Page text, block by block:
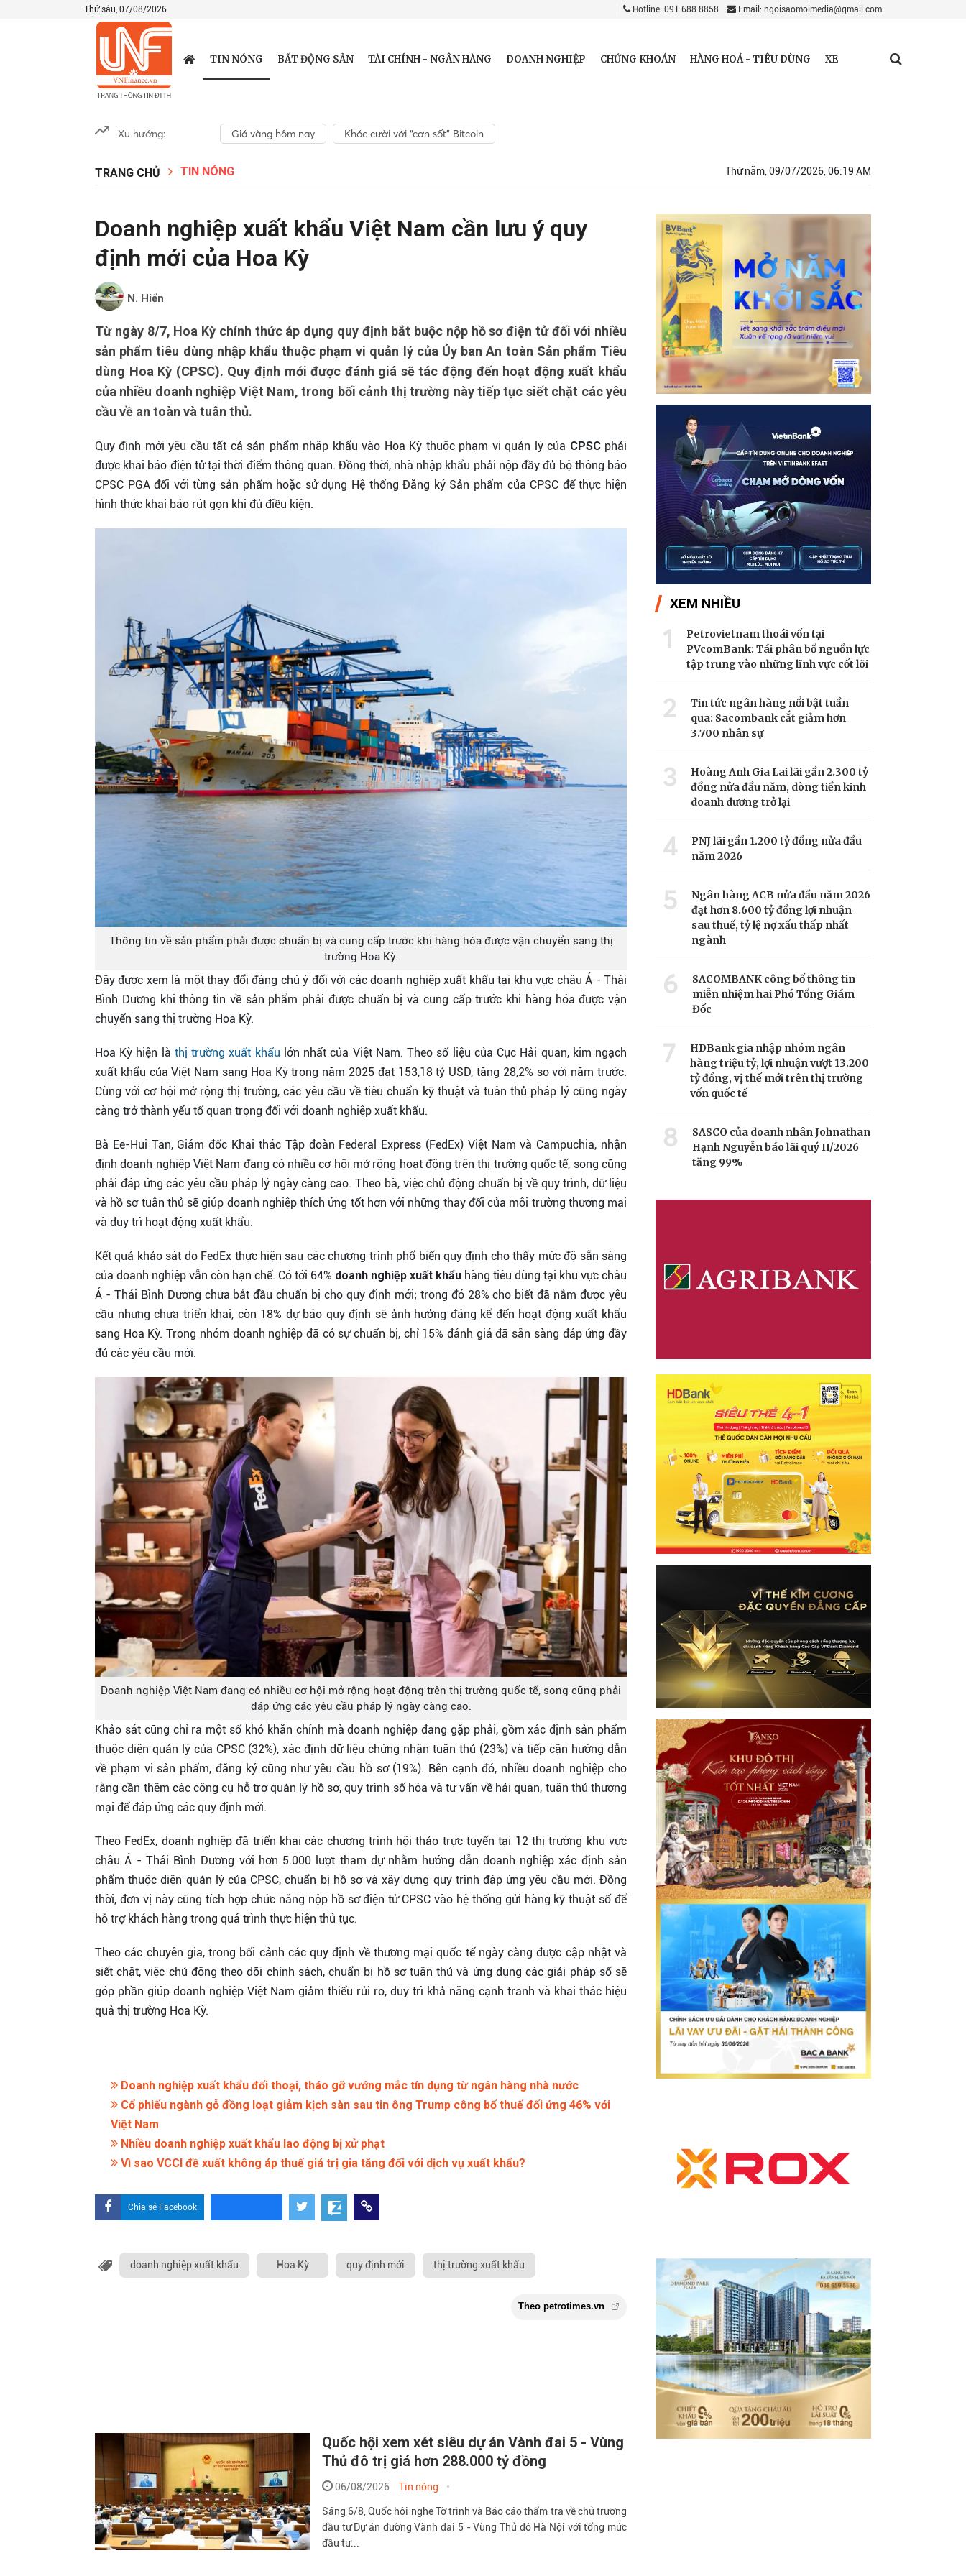
Thứ sáu, 07/08/2026 Hotline: 091 688 8858 Email: ngoisaomoimedia@gmail.com
TIN NÓNG BẤT ĐỘNG SẢN TÀI CHÍNH - NGÂN HÀNG DOANH NGHIỆP CHỨNG KHOÁN HÀNG HOÁ - TIÊU DÙNG XE
Xu hướng: Giá vàng hôm nay Khóc cười với “cơn sốt” Bitcoin
TRANG CHỦ TIN NÓNG Thứ năm, 09/07/2026, 06:19 AM
Doanh nghiệp xuất khẩu Việt Nam cần lưu ý quy
định mới của Hoa Kỳ
N. Hiển
Từ ngày 8/7, Hoa Kỳ chính thức áp dụng quy định bắt buộc nộp hồ sơ điện tử đối với nhiều
sản phẩm tiêu dùng nhập khẩu thuộc phạm vi quản lý của Ủy ban An toàn Sản phẩm Tiêu
dùng Hoa Kỳ (CPSC). Quy định mới được đánh giá sẽ tác động đến hoạt động xuất khẩu
của nhiều doanh nghiệp Việt Nam, trong bối cảnh thị trường này tiếp tục siết chặt các yêu
cầu về an toàn và tuân thủ.
Quy định mới yêu cầu tất cả sản phẩm nhập khẩu vào Hoa Kỳ thuộc phạm vi quản lý của CPSC phải
được khai báo điện tử tại thời điểm thông quan. Đồng thời, nhà nhập khẩu phải nộp đầy đủ bộ thông báo
CPSC PGA đối với từng sản phẩm hoặc sử dụng Hệ thống Đăng ký Sản phẩm của CPSC để thực hiện
hình thức khai báo rút gọn khi đủ điều kiện.
Thông tin về sản phẩm phải được chuẩn bị và cung cấp trước khi hàng hóa được vận chuyển sang thị
trường Hoa Kỳ.
Đây được xem là một thay đổi đáng chú ý đối với các doanh nghiệp xuất khẩu tại khu vực châu Á - Thái
Bình Dương khi thông tin về sản phẩm phải được chuẩn bị và cung cấp trước khi hàng hóa được vận
chuyển sang thị trường Hoa Kỳ.
Hoa Kỳ hiện là thị trường xuất khẩu lớn nhất của Việt Nam. Theo số liệu của Cục Hải quan, kim ngạch
xuất khẩu của Việt Nam sang Hoa Kỳ trong năm 2025 đạt 153,18 tỷ USD, tăng 28,2% so với năm trước.
Cùng với cơ hội mở rộng thị trường, các yêu cầu về tiêu chuẩn kỹ thuật và tuân thủ pháp lý cũng ngày
càng trở thành yếu tố quan trọng đối với doanh nghiệp xuất khẩu.
Bà Ee-Hui Tan, Giám đốc Khai thác Tập đoàn Federal Express (FedEx) Việt Nam và Campuchia, nhận
định doanh nghiệp Việt Nam đang có nhiều cơ hội mở rộng hoạt động trên thị trường quốc tế, song cũng
phải đáp ứng các yêu cầu pháp lý ngày càng cao. Theo bà, việc chủ động chuẩn bị về quy trình, dữ liệu
và hồ sơ tuân thủ sẽ giúp doanh nghiệp thích ứng tốt hơn với những thay đổi của môi trường thương mại
và duy trì hoạt động xuất khẩu.
Kết quả khảo sát do FedEx thực hiện sau các chương trình phổ biến quy định cho thấy mức độ sẵn sàng
của doanh nghiệp vẫn còn hạn chế. Có tới 64% doanh nghiệp xuất khẩu hàng tiêu dùng tại khu vực châu
Á - Thái Bình Dương chưa bắt đầu chuẩn bị cho quy định mới; trong đó 28% cho biết đã nắm được yêu
cầu nhưng chưa triển khai, còn 18% dự báo quy định sẽ ảnh hưởng đáng kể đến hoạt động xuất khẩu
sang Hoa Kỳ. Trong nhóm doanh nghiệp đã có sự chuẩn bị, chỉ 15% đánh giá đã sẵn sàng đáp ứng đầy
đủ các yêu cầu mới.
Doanh nghiệp Việt Nam đang có nhiều cơ hội mở rộng hoạt động trên thị trường quốc tế, song cũng phải
đáp ứng các yêu cầu pháp lý ngày càng cao.
Khảo sát cũng chỉ ra một số khó khăn chính mà doanh nghiệp đang gặp phải, gồm xác định sản phẩm
thuộc diện quản lý của CPSC (32%), xác định dữ liệu chứng nhận tuân thủ (23%) và tiếp cận hướng dẫn
về phạm vi sản phẩm, đăng ký cũng như yêu cầu hồ sơ (19%). Bên cạnh đó, nhiều doanh nghiệp cho
rằng cần thêm các công cụ hỗ trợ quản lý hồ sơ, quy trình số hóa và tư vấn về hải quan, tuân thủ thương
mại để đáp ứng các quy định mới.
Theo FedEx, doanh nghiệp đã triển khai các chương trình hội thảo trực tuyến tại 12 thị trường khu vực
châu Á - Thái Bình Dương với hơn 5.000 lượt tham dự nhằm hướng dẫn doanh nghiệp xác định sản
phẩm thuộc diện quản lý của CPSC, chuẩn bị hồ sơ và xây dựng quy trình đáp ứng yêu cầu mới. Đồng
thời, đơn vị này cũng tích hợp chức năng nộp hồ sơ điện tử CPSC vào hệ thống gửi hàng kỹ thuật số để
hỗ trợ khách hàng trong quá trình thực hiện thủ tục.
Theo các chuyên gia, trong bối cảnh các quy định về thương mại quốc tế ngày càng được cập nhật và
siết chặt, việc chủ động theo dõi chính sách, chuẩn bị hồ sơ tuân thủ và ứng dụng các giải pháp số sẽ
góp phần giúp doanh nghiệp Việt Nam giảm thiểu rủi ro, duy trì khả năng cạnh tranh và khai thác hiệu
quả thị trường Hoa Kỳ.
Doanh nghiệp xuất khẩu đối thoại, tháo gỡ vướng mắc tín dụng từ ngân hàng nhà nước
Cổ phiếu ngành gỗ đồng loạt giảm kịch sàn sau tin ông Trump công bố thuế đối ứng 46% với
Việt Nam
Nhiều doanh nghiệp xuất khẩu lao động bị xử phạt
Vì sao VCCI đề xuất không áp thuế giá trị gia tăng đối với dịch vụ xuất khẩu?
Chia sẻ Facebook
doanh nghiệp xuất khẩu Hoa Kỳ quy định mới thị trường xuất khẩu
Quốc hội xem xét siêu dự án Vành đai 5 - Vùng
Thủ đô trị giá hơn 288.000 tỷ đồng
06/08/2026 Tin nóng
Sáng 6/8, Quốc hội nghe Tờ trình và Báo cáo thẩm tra về chủ trương
đầu tư Dự án đường Vành đai 5 - Vùng Thủ đô Hà Nội với tổng mức
đầu tư...
XEM NHIỀU
1
Petrovietnam thoái vốn tại
PVcomBank: Tái phân bổ nguồn lực
tập trung vào những lĩnh vực cốt lõi
2
Tin tức ngân hàng nổi bật tuần
qua: Sacombank cắt giảm hơn
3.700 nhân sự
3
Hoàng Anh Gia Lai lãi gần 2.300 tỷ
đồng nửa đầu năm, dòng tiền kinh
doanh dương trở lại
4
PNJ lãi gần 1.200 tỷ đồng nửa đầu
năm 2026
5
Ngân hàng ACB nửa đầu năm 2026
đạt hơn 8.600 tỷ đồng lợi nhuận
sau thuế, tỷ lệ nợ xấu thấp nhất
ngành
6
SACOMBANK công bố thông tin
miễn nhiệm hai Phó Tổng Giám
Đốc
7
HDBank gia nhập nhóm ngân
hàng triệu tỷ, lợi nhuận vượt 13.200
tỷ đồng, vị thế mới trên thị trường
vốn quốc tế
8
SASCO của doanh nhân Johnathan
Hạnh Nguyễn báo lãi quý II/2026
tăng 99%